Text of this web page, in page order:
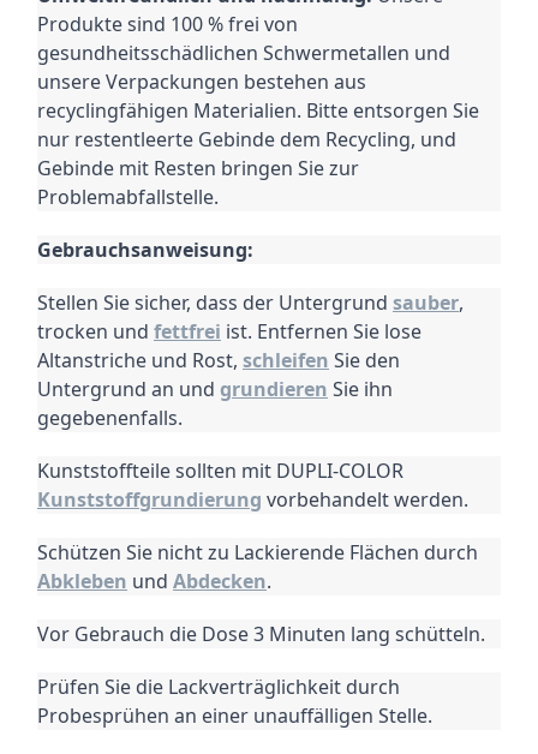
Produkte sind 100 % frei von
gesundheitsschädlichen Schwermetallen und
unsere Verpackungen bestehen aus
recyclingfähigen Materialien. Bitte entsorgen Sie
nur restentleerte Gebinde dem Recycling, und
Gebinde mit Resten bringen Sie zur
Problemabfallstelle.
Gebrauchsanweisung:
Stellen Sie sicher, dass der Untergrund sauber,
trocken und fettfrei ist. Entfernen Sie lose
Altanstriche und Rost, schleifen Sie den
Untergrund an und grundieren Sie ihn
gegebenenfalls.
Kunststoffteile sollten mit DUPLI-COLOR
Kunststoffgrundierung vorbehandelt werden.
Schützen Sie nicht zu Lackierende Flächen durch
Abkleben und Abdecken.
Vor Gebrauch die Dose 3 Minuten lang schütteln.
Prüfen Sie die Lackverträglichkeit durch
Probesprühen an einer unauffälligen Stelle.